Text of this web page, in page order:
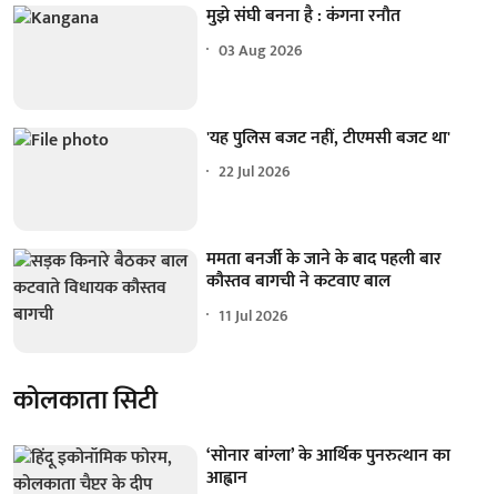
मुझे संघी बनना है : कंगना रनौत
03 Aug 2026
'यह पुलिस बजट नहीं, टीएमसी बजट था'
22 Jul 2026
ममता बनर्जी के जाने के बाद पहली बार
कौस्तव बागची ने कटवाए बाल
11 Jul 2026
कोलकाता सिटी
‘सोनार बांग्ला’ के आर्थिक पुनरुत्थान का
आह्वान